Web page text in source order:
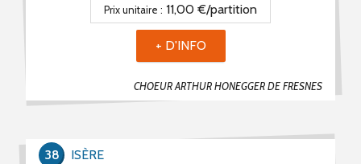
Harmonisateur / Arrangeur
Chanson Française (51)
CHOEUR ARTHUR HONEGGER DE FRESNES
Prix unitaire : 11,00 €/partition
+ D'INFO
ISÈRE
38